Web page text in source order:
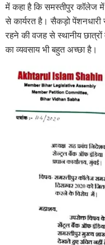
में कहा है कि समस्तीपुर कॉलेज
से कार्यरत है। सैकड़ो
रहने की वजह से स्थानीय छात्रों
का व्यवसाय भी बहुत अच्छा है।